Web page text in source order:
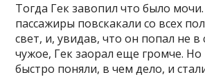
Тогда Гек завопил что было
пассажиры повскакали со всех
свет, и, увидав, что он попал не в
чужое, Гек заорал еще громче.
быстро поняли, в чем дело, и